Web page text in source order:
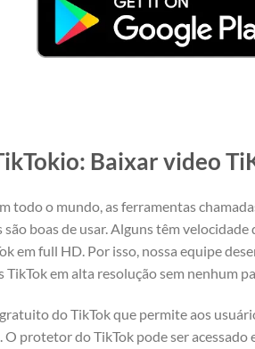
Baixar video
todo o mundo, as ferramentas
boas de usar. Alguns têm
em full HD. Por isso, nossa equipe
em alta resolução sem nenhum
do TikTok que permite aos
O protetor do TikTok pode ser